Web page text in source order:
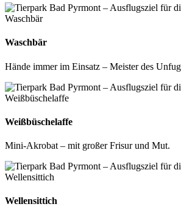
Waschbär
Hände immer im Einsatz – Meister des
Weißbüschelaffe
Mini-Akrobat – mit großer Frisur und Mut.
Wellensittich